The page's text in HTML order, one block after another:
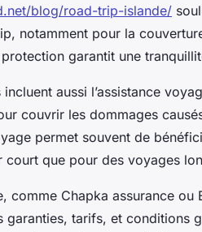
blog/road-trip-islande/
notamment pour la
garantit une
aussi l’assistance
couvrir les dommages
permet souvent de
court que pour des voyages
comme Chapka assurance ou
garanties, tarifs, et conditions